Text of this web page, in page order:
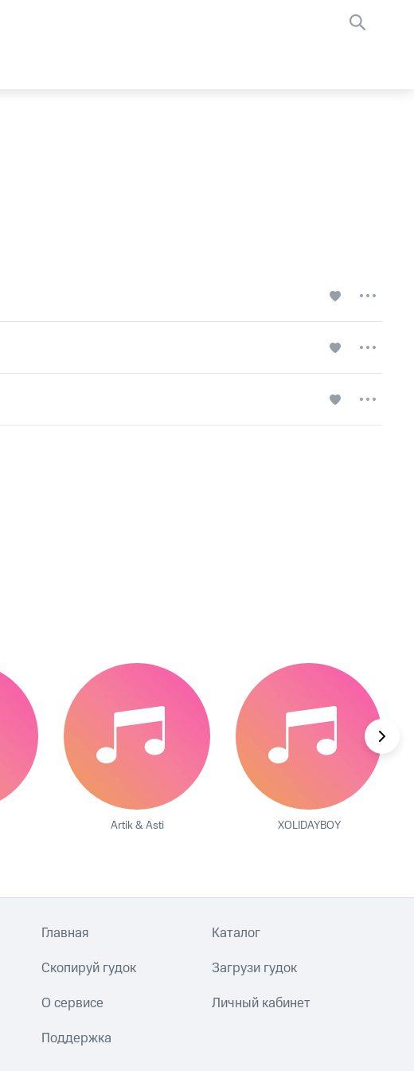
Artik & Asti XOLIDAYBOY
Главная Каталог
Скопируй гудок Загрузи гудок
О сервисе Личный кабинет
Поддержка